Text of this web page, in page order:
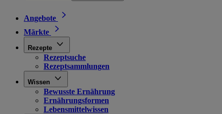
Angebote
Märkte
Rezepte
Rezeptsuche
Rezeptsammlungen
Wissen
Bewusste Ernährung
Ernährungsformen
Lebensmittelwissen